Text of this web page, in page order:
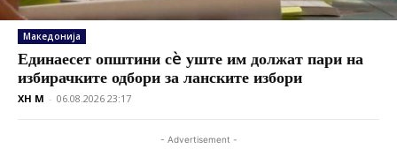
Македонија
Единаесет општини сè уште им должат пари на
избирачките одбори за ланските избори
XH M - 06.08.2026 23:17
- Advertisement -